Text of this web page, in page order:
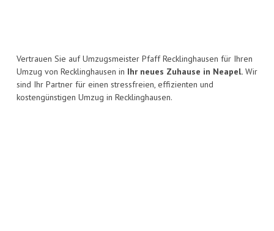
Vertrauen Sie auf Umzugsmeister Pfaff Recklinghausen für Ihren
Umzug von Recklinghausen in Ihr neues Zuhause in Neapel. Wir
sind Ihr Partner für einen stressfreien, effizienten und
kostengünstigen Umzug in Recklinghausen.